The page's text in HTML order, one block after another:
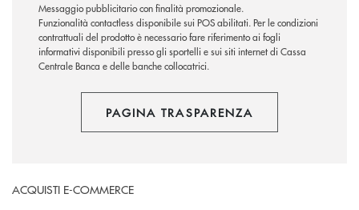
Messaggio pubblicitario con finalità promozionale.
Funzionalità contactless disponibile sui POS abilitati. Per le condizioni
contrattuali del prodotto è necessario fare riferimento ai fogli
informativi disponibili presso gli sportelli e sui siti internet di Cassa
Centrale Banca e delle banche collocatrici.
PAGINA TRASPARENZA
ACQUISTI E-COMMERCE